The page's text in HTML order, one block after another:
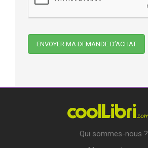
Qui sommes-nous ?